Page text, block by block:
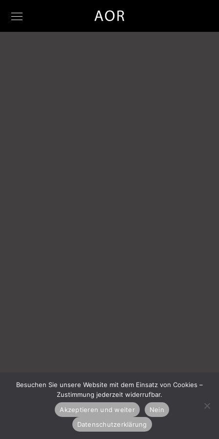
Besuchen Sie unsere Website mit dem Einsatz von Cookies –
Zustimmung jederzeit widerrufbar.
Akzeptieren und weiter
Nein
Datenschutzerklärung